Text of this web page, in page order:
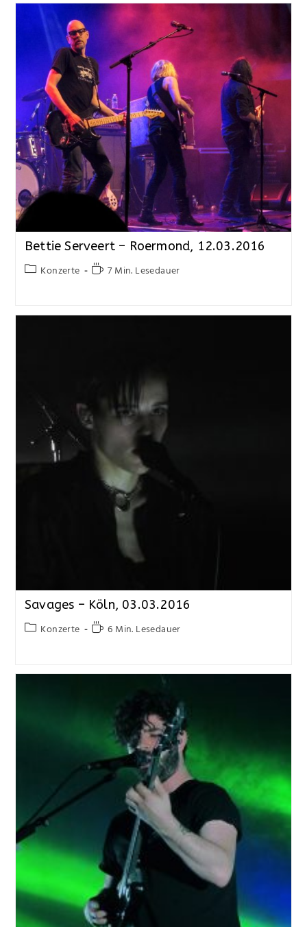
Bettie Serveert – Roermond, 12.03.2016
Konzerte 7 Min. Lesedauer
Savages – Köln, 03.03.2016
Konzerte 6 Min. Lesedauer